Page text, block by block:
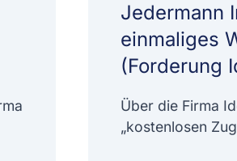
Jedermann
einmaliges
(Forderung
Über die Firma
„kostenlosen